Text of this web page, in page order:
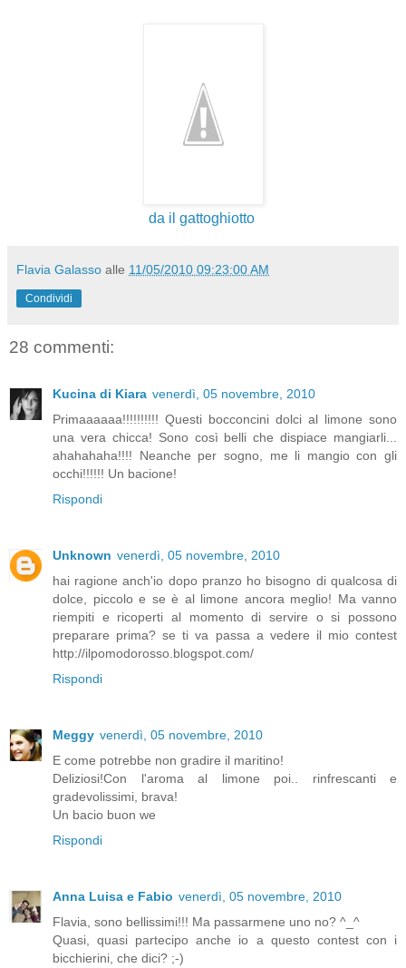
da il gattoghiotto
Flavia Galasso alle 11/05/2010 09:23:00 AM
Condividi
28 commenti:
Kucina di Kiara venerdì, 05 novembre, 2010
Primaaaaaa!!!!!!!!!! Questi bocconcini dolci al limone sono
una vera chicca! Sono così belli che dispiace mangiarli...
ahahahaha!!!! Neanche per sogno, me li mangio con gli
occhi!!!!!! Un bacione!
Rispondi
Unknown venerdì, 05 novembre, 2010
hai ragione anch'io dopo pranzo ho bisogno di qualcosa di
dolce, piccolo e se è al limone ancora meglio! Ma vanno
riempiti e ricoperti al momento di servire o si possono
preparare prima? se ti va passa a vedere il mio contest
http://ilpomodorosso.blogspot.com/
Rispondi
Meggy venerdì, 05 novembre, 2010
E come potrebbe non gradire il maritino!
Deliziosi!Con l'aroma al limone poi.. rinfrescanti e
gradevolissimi, brava!
Un bacio buon we
Rispondi
Anna Luisa e Fabio venerdì, 05 novembre, 2010
Flavia, sono bellissimi!!! Ma passarmene uno no? ^_^
Quasi, quasi partecipo anche io a questo contest con i
bicchierini, che dici? ;-)